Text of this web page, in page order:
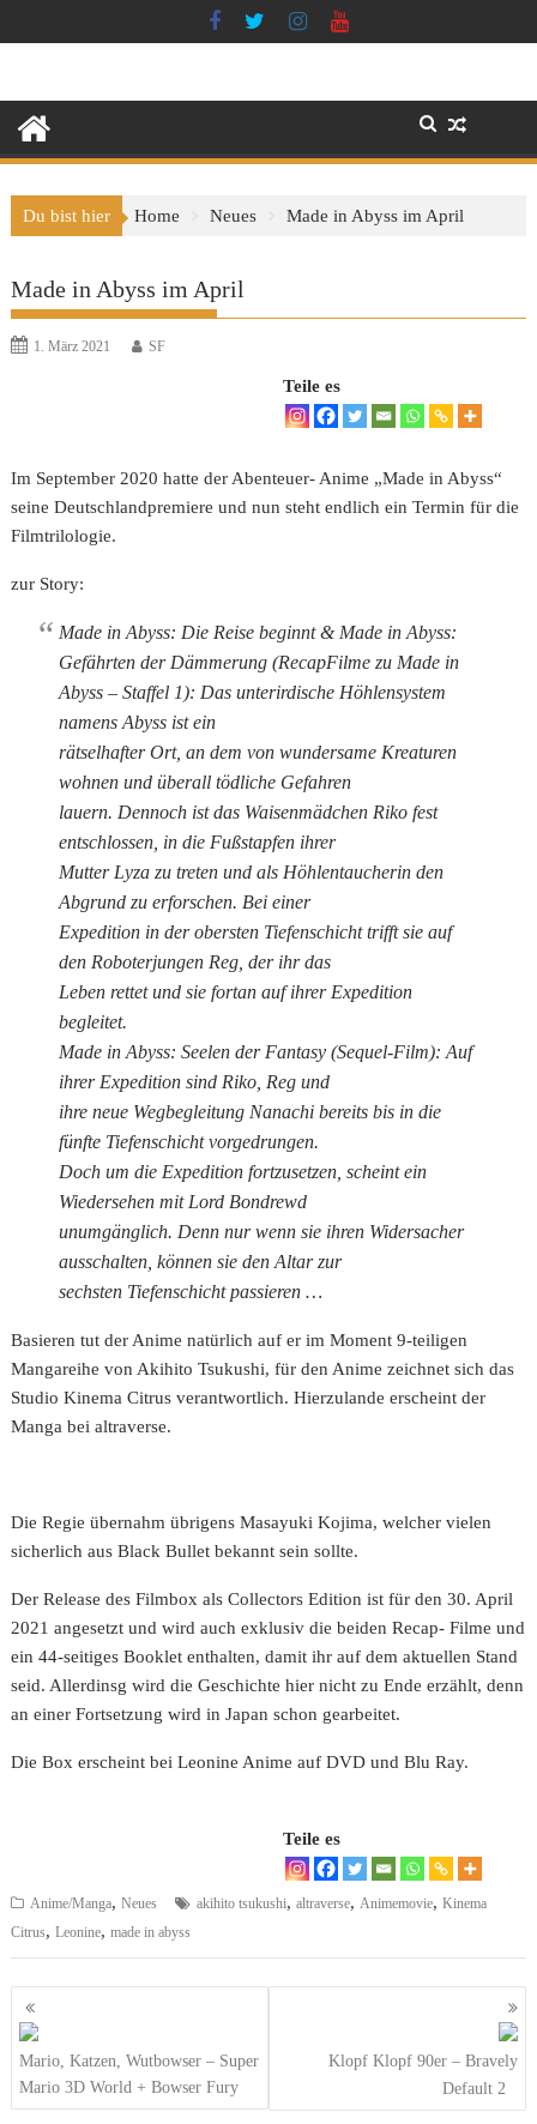
to
Du bist hier Home Neues Made in Abyss im April
Made in Abyss im April
1. März 2021 SF
Teile es
Im September 2020 hatte der Abenteuer- Anime „Made in Abyss“
seine Deutschlandpremiere und nun steht endlich ein Termin für die
Filmtrilologie.
zur Story:
Made in Abyss: Die Reise beginnt & Made in Abyss:
Gefährten der Dämmerung (RecapFilme zu Made in
Abyss – Staffel 1): Das unterirdische Höhlensystem
namens Abyss ist ein
rätselhafter Ort, an dem von wundersame Kreaturen
wohnen und überall tödliche Gefahren
lauern. Dennoch ist das Waisenmädchen Riko fest
entschlossen, in die Fußstapfen ihrer
Mutter Lyza zu treten und als Höhlentaucherin den
Abgrund zu erforschen. Bei einer
Expedition in der obersten Tiefenschicht trifft sie auf
den Roboterjungen Reg, der ihr das
Leben rettet und sie fortan auf ihrer Expedition
begleitet.
Made in Abyss: Seelen der Fantasy (Sequel-Film): Auf
ihrer Expedition sind Riko, Reg und
ihre neue Wegbegleitung Nanachi bereits bis in die
fünfte Tiefenschicht vorgedrungen.
Doch um die Expedition fortzusetzen, scheint ein
Wiedersehen mit Lord Bondrewd
unumgänglich. Denn nur wenn sie ihren Widersacher
ausschalten, können sie den Altar zur
sechsten Tiefenschicht passieren …
Basieren tut der Anime natürlich auf er im Moment 9-teiligen
Mangareihe von Akihito Tsukushi, für den Anime zeichnet sich das
Studio Kinema Citrus verantwortlich. Hierzulande erscheint der
Manga bei altraverse.
Die Regie übernahm übrigens Masayuki Kojima, welcher vielen
sicherlich aus Black Bullet bekannt sein sollte.
Der Release des Filmbox als Collectors Edition ist für den 30. April
2021 angesetzt und wird auch exklusiv die beiden Recap- Filme und
ein 44-seitiges Booklet enthalten, damit ihr auf dem aktuellen Stand
seid. Allerdinsg wird die Geschichte hier nicht zu Ende erzählt, denn
an einer Fortsetzung wird in Japan schon gearbeitet.
Die Box erscheint bei Leonine Anime auf DVD und Blu Ray.
Teile es
Anime/Manga,Neues akihito tsukushi,altraverse, Animemovie,Kinema
Citrus,Leonine,made in abyss
Beitragsnavigation
Mario, Katzen, Wutbowser – Super
Mario 3D World + Bowser Fury
Klopf Klopf 90er – Bravely
Default 2